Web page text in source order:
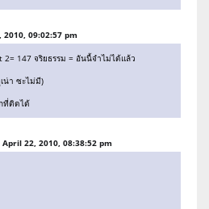
09:02:57 pm
147 จริยธรรม = อันนี้จำไม่ได้แล้ว
น่า ซะไม่มี)
ที่ติดได้
22, 2010, 08:38:52 pm